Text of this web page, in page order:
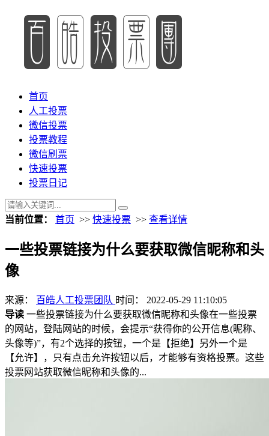
首页
人工投票
微信投票
投票教程
微信刷票
快速投票
投票日记
当前位置： 首页 >> 快速投票 >> 查看详情
一些投票链接为什么要获取微信昵称和头
像
来源： 百皓人工投票团队 时间： 2022-05-29 11:10:05
导读 一些投票链接为什么要获取微信昵称和头像在一些投票
的网站，登陆网站的时候，会提示“获得你的公开信息(昵称、
头像等)”，有2个选择的按钮，一个是【拒绝】另外一个是
【允许】，只有点击允许按钮以后，才能够有资格投票。这些
投票网站获取微信昵称和头像的...